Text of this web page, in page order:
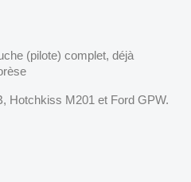
(pilote) complet, déjà
Hotchkiss M201 et Ford GPW.